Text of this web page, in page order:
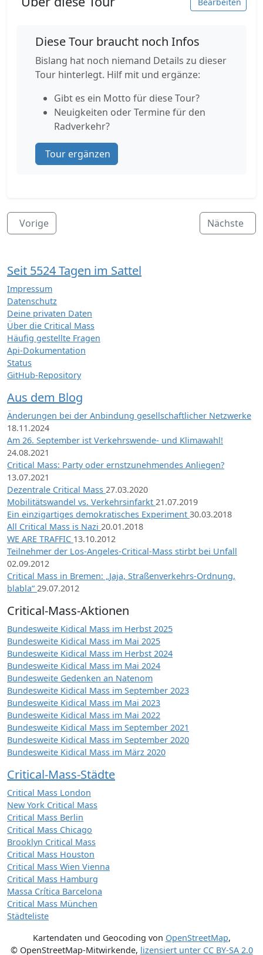
Diese Tour braucht noch Infos
Bislang hat noch niemand Details zu dieser
Tour hinterlegt. Hilf mit und ergänze:
Gibt es ein Motto für diese Tour?
Neuigkeiten oder Termine für den
Radverkehr?
Tour ergänzen
Vorige Nächste
Seit 5524 Tagen im Sattel
Impressum
Datenschutz
Deine privaten Daten
Über die Critical Mass
Häufig gestellte Fragen
Api-Dokumentation
Status
GitHub-Repository
Aus dem Blog
Änderungen bei der Anbindung gesellschaftlicher Netzwerke
18.11.2024
Am 26. September ist Verkehrswende- und Klimawahl!
24.08.2021
Critical Mass: Party oder ernstzunehmendes Anliegen?
13.07.2021
Dezentrale Critical Mass 27.03.2020
Mobilitätswandel vs. Verkehrsinfarkt 21.07.2019
Ein einzigartiges demokratisches Experiment 30.03.2018
All Critical Mass is Nazi 20.01.2018
WE ARE TRAFFIC 13.10.2012
Teilnehmer der Los-Angeles-Critical-Mass stirbt bei Unfall
02.09.2012
Critical Mass in Bremen: „Jaja, Straßenverkehrs-Ordnung,
blabla“ 29.07.2012
Critical-Mass-Aktionen
Bundesweite Kidical Mass im Herbst 2025
Bundesweite Kidical Mass im Mai 2025
Bundesweite Kidical Mass im Herbst 2024
Bundesweite Kidical Mass im Mai 2024
Bundesweite Gedenken an Natenom
Bundesweite Kidical Mass im September 2023
Bundesweite Kidical Mass im Mai 2023
Bundesweite Kidical Mass im Mai 2022
Bundesweite Kidical Mass im September 2021
Bundesweite Kidical Mass im September 2020
Bundesweite Kidical Mass im März 2020
Critical-Mass-Städte
Critical Mass London
New York Critical Mass
Critical Mass Berlin
Critical Mass Chicago
Brooklyn Critical Mass
Critical Mass Houston
Critical Mass Wien Vienna
Critical Mass Hamburg
Massa Crítica Barcelona
Critical Mass München
Städteliste
Kartendaten und Geocoding von OpenStreetMap,
© OpenStreetMap-Mitwirkende, lizensiert unter CC BY-SA 2.0